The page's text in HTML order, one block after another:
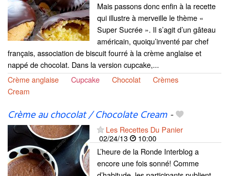
Mais passons donc enfin à la recette
qui illustre à merveille le thème «
Super Sucrée ». Il s’agit d’un gâteau
américain, quoiqu’inventé par chef
français, association de biscuit fourré à la crème anglaise et
nappé de chocolat. Dans la version cupcake,...
Crème anglaise
Cupcake Chocolat
Crèmes
Cream
Crème au chocolat / Chocolate Cream-
Les Recettes Du Panier
02/24/13
10:00
L’heure de la Ronde Interblog a
encore une fois sonné! Comme